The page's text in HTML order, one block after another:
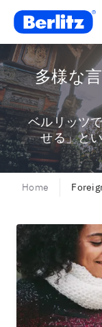
Berlitz AU
多様な言語授業を提供していま
ベルリッツで外国語を習得して「外国語が話
せる」と
Home